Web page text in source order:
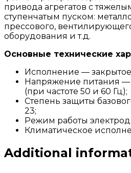
привода агрегатов с
ступенчатым пуском:
прессового,
оборудования и т.д.
Основные технические
Исполнение —
Напряжение питания
(при частоте 50 и 60 Гц);
Степень защиты
23;
Режим работы
Климатическое
Additional